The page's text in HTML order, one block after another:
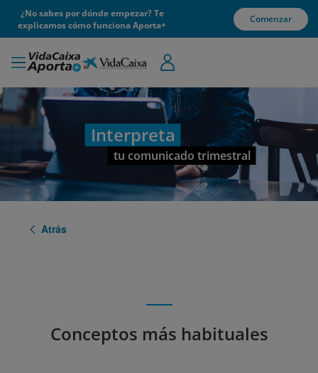
¿No sabes por dónde empezar? Te
explicamos cómo funciona Aporta+
Comenzar
Interpreta
tu comunicado trimestral
Atrás
Conceptos más habituales